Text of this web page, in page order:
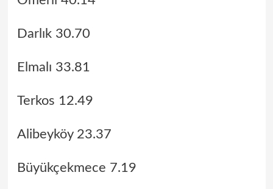
Darlık 30.70
Elmalı 33.81
Terkos 12.49
Alibeyköy 23.37
Büyükçekmece 7.19